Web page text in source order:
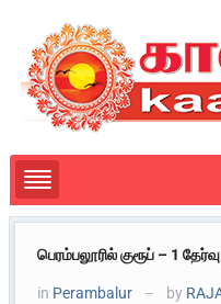
பெரம்பலூரில் குரூப் – 1
in Perambalur — by